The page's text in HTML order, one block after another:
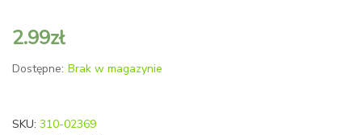
2.99zł
Dostępne: Brak w magazynie
SKU: 310-02369